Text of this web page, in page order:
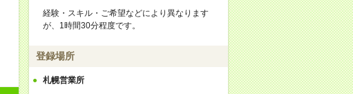
経験・スキル・ご希望などにより異なります
が、1時間30分程度です。
登録場所
札幌営業所